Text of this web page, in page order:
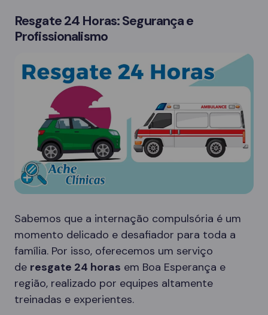
Resgate 24 Horas: Segurança e
Profissionalismo
Sabemos que a internação compulsória é um
momento delicado e desafiador para toda a
família. Por isso, oferecemos um serviço
de resgate 24 horas em Boa Esperança e
região, realizado por equipes altamente
treinadas e experientes.